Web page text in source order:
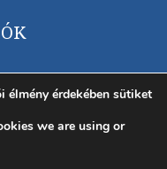
érdekében sütiket
we are using or